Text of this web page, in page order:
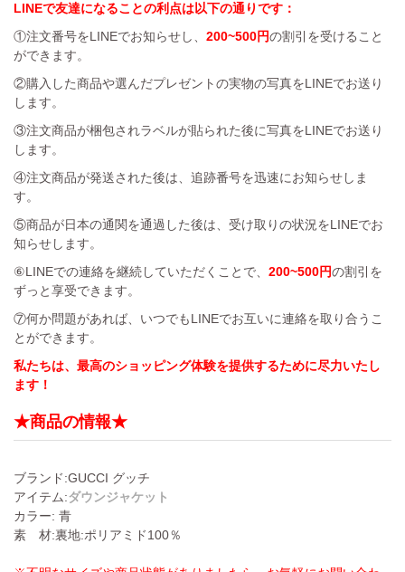
LINEで友達になることの利点は以下の通りです：
①注文番号をLINEでお知らせし、 200~500円の割引を受けること
ができます。
②購入した商品や選んだプレゼントの実物の写真をLINEでお送り
します。
③注文商品が梱包されラベルが貼られた後に写真をLINEでお送り
します。
④注文商品が発送された後は、追跡番号を迅速にお知らせしま
す。
⑤商品が日本の通関を通過した後は、受け取りの状況をLINEでお
知らせします。
⑥LINEでの連絡を継続していただくことで、 200~500円の割引を
ずっと享受できます。
⑦何か問題があれば、いつでもLINEでお互いに連絡を取り合うこ
とができます。
私たちは、最高のショッピング体験を提供するために尽力いたし
ます！
★商品の情報★
ブランド:GUCCI グッチ
アイテム:ダウンジャケット
カラー: 青
素 材:裏地:ポリアミド100％